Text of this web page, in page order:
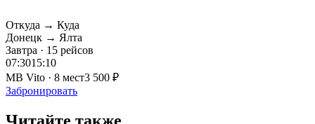
Откуда → Куда
Донецк → Ялта
Завтра · 15 рейсов
07:3015:10
MB Vito · 8 мест3 500 ₽
Забронировать